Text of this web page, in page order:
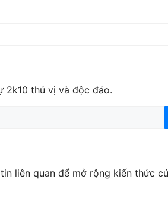
2k10 thú vị và độc đáo.
liên quan để mở rộng kiến thức